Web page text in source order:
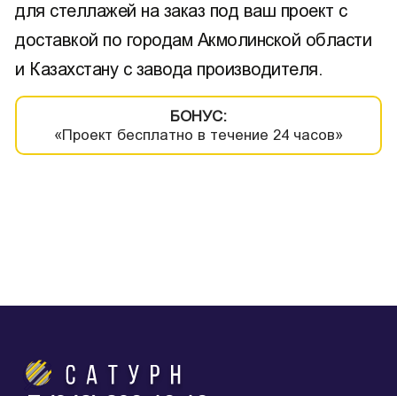
для стеллажей на заказ под ваш проект с
доставкой по городам Акмолинской области
и Казахстану с завода производителя.
БОНУС:
«Проект бесплатно в течение 24 часов»